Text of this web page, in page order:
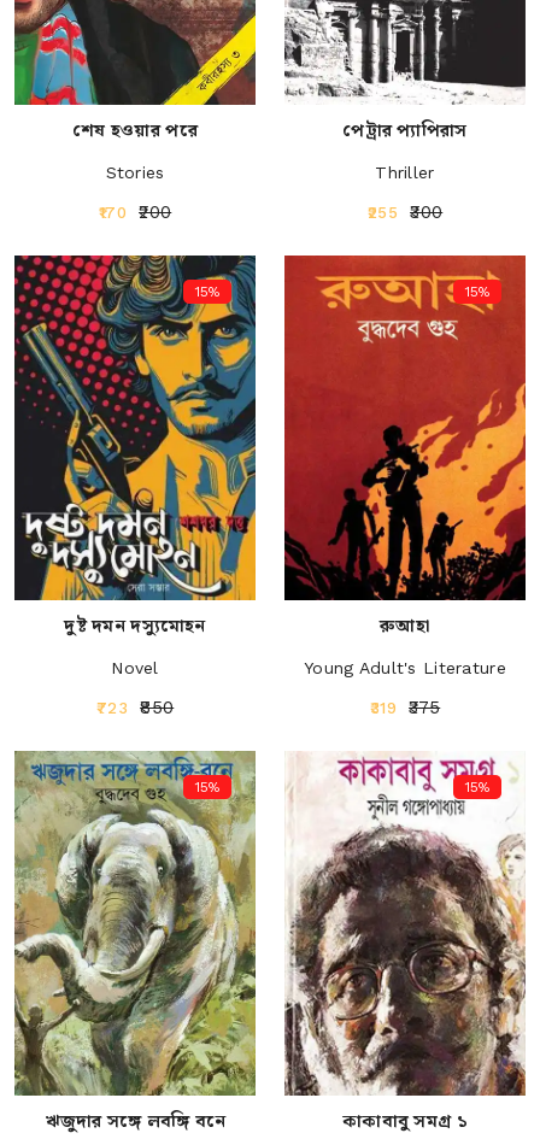
শেষ হওয়ার পরে
Stories
₹170 ₹200
পেট্রার প্যাপিরাস
Thriller
₹255 ₹300
15%
দুষ্ট দমন দস্যুমোহন
Novel
₹723 ₹850
15%
রুআহা
Young Adult's Literature
₹319 ₹375
15%
ঋজুদার সঙ্গে লবঙ্গি বনে
15%
কাকাবাবু সমগ্র ১